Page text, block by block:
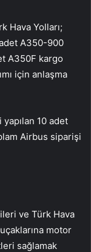
Hava Yolları;
A350-900
A350F kargo
için anlaşma
10 adet
Airbus siparişi
ve Türk Hava
motor
sağlamak